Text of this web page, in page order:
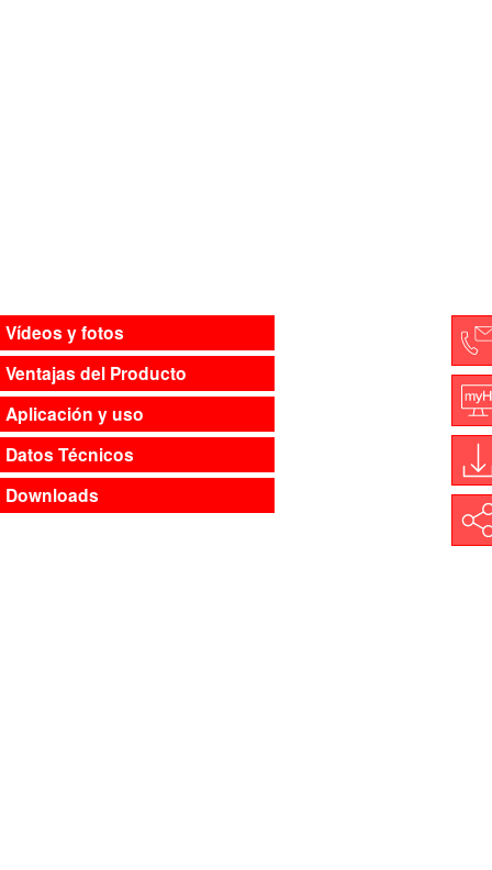
Vídeos y fotos
Ventajas del Producto
Aplicación y uso
Datos Técnicos
Downloads